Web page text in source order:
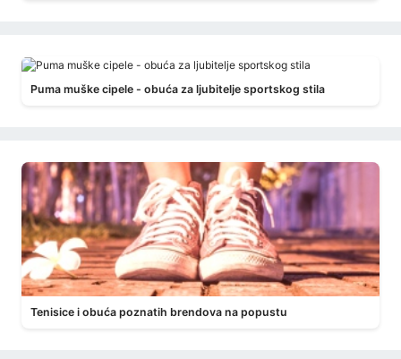
Puma muške cipele - obuća za ljubitelje sportskog stila
Tenisice i obuća poznatih brendova na popustu